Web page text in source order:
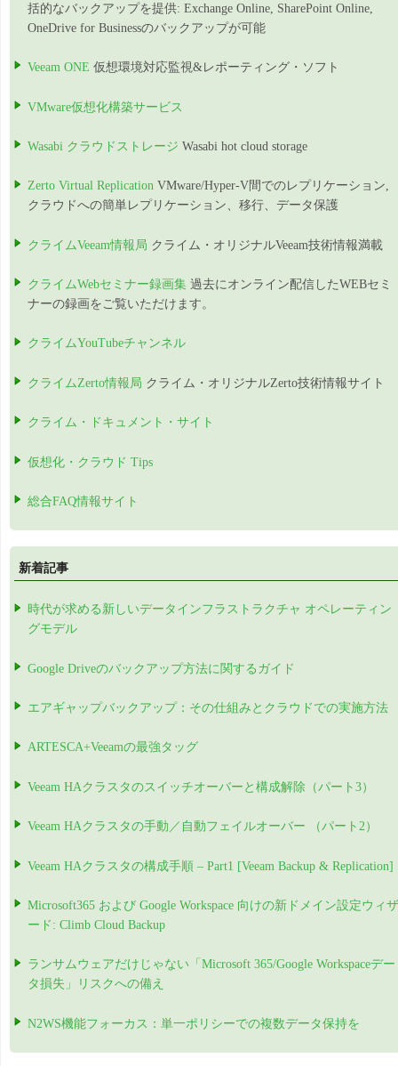
括的なバックアップを提供: Exchange Online, SharePoint Online,
OneDrive for Businessのバックアップが可能
Veeam ONE 仮想環境対応監視&レポーティング・ソフト
VMware仮想化構築サービス
Wasabi クラウドストレージ Wasabi hot cloud storage
Zerto Virtual Replication VMware/Hyper-V間でのレプリケーション,
クラウドへの簡単レプリケーション、移行、データ保護
クライムVeeam情報局 クライム・オリジナルVeeam技術情報満載
クライムWebセミナー録画集 過去にオンライン配信したWEBセミ
ナーの録画をご覧いただけます。
クライムYouTubeチャンネル
クライムZerto情報局 クライム・オリジナルZerto技術情報サイト
クライム・ドキュメント・サイト
仮想化・クラウド Tips
総合FAQ情報サイト
新着記事
時代が求める新しいデータインフラストラクチャ オペレーティン
グモデル
Google Driveのバックアップ方法に関するガイド
エアギャップバックアップ：その仕組みとクラウドでの実施方法
ARTESCA+Veeamの最強タッグ
Veeam HAクラスタのスイッチオーバーと構成解除（パート3）
Veeam HAクラスタの手動／自動フェイルオーバー （パート2）
Veeam HAクラスタの構成手順 – Part1 [Veeam Backup & Replication]
Microsoft365 および Google Workspace 向けの新ドメイン設定ウィザ
ード: Climb Cloud Backup
ランサムウェアだけじゃない「Microsoft 365/Google Workspaceデー
タ損失」リスクへの備え
N2WS機能フォーカス：単一ポリシーでの複数データ保持を